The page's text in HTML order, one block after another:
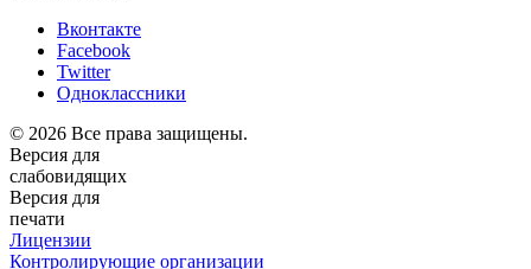
Вконтакте
Facebook
Twitter
Одноклассники
© 2026 Все права защищены.
Версия для
слабовидящих
Версия для
печати
Лицензии
Контролирующие организации